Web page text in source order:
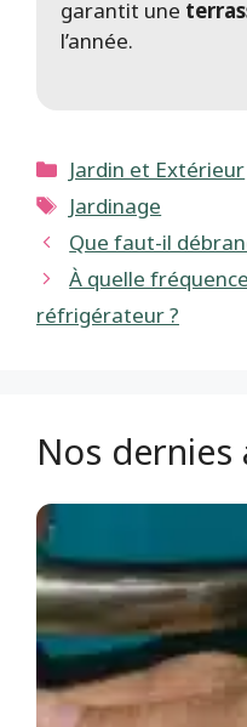
garantit une
l’année.
Catégories
Jardin et Extérieur
Étiquettes
Jardinage
Que faut-il
À quelle
réfrigérateur ?
Nos dernies